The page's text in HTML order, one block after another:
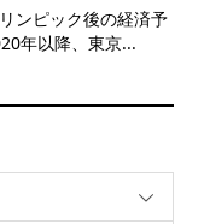
ンピック後の経済予
年以降、東京...